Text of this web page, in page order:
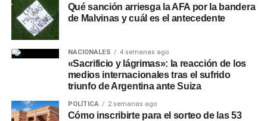
Qué sanción arriesga la AFA por la bandera
de Malvinas y cuál es el antecedente
NACIONALES 4 semanas ago
«Sacrificio y lágrimas»: la reacción de los
medios internacionales tras el sufrido
triunfo de Argentina ante Suiza
POLÍTICA 2 semanas ago
Cómo inscribirte para el sorteo de las 53